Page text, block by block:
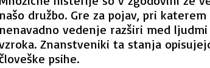
našo družbo. Gre za pojav, pri
nenavadno vedenje razširi med
Znanstveniki ta stanja
človeške psihe.